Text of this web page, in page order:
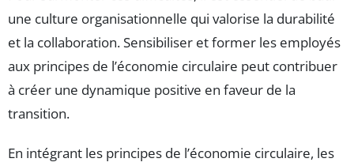
une culture organisationnelle qui valorise la durabilité
et la collaboration. Sensibiliser et former les employés
aux principes de l’économie circulaire peut contribuer
à créer une dynamique positive en faveur de la
transition.
En intégrant les principes de l’économie circulaire, les